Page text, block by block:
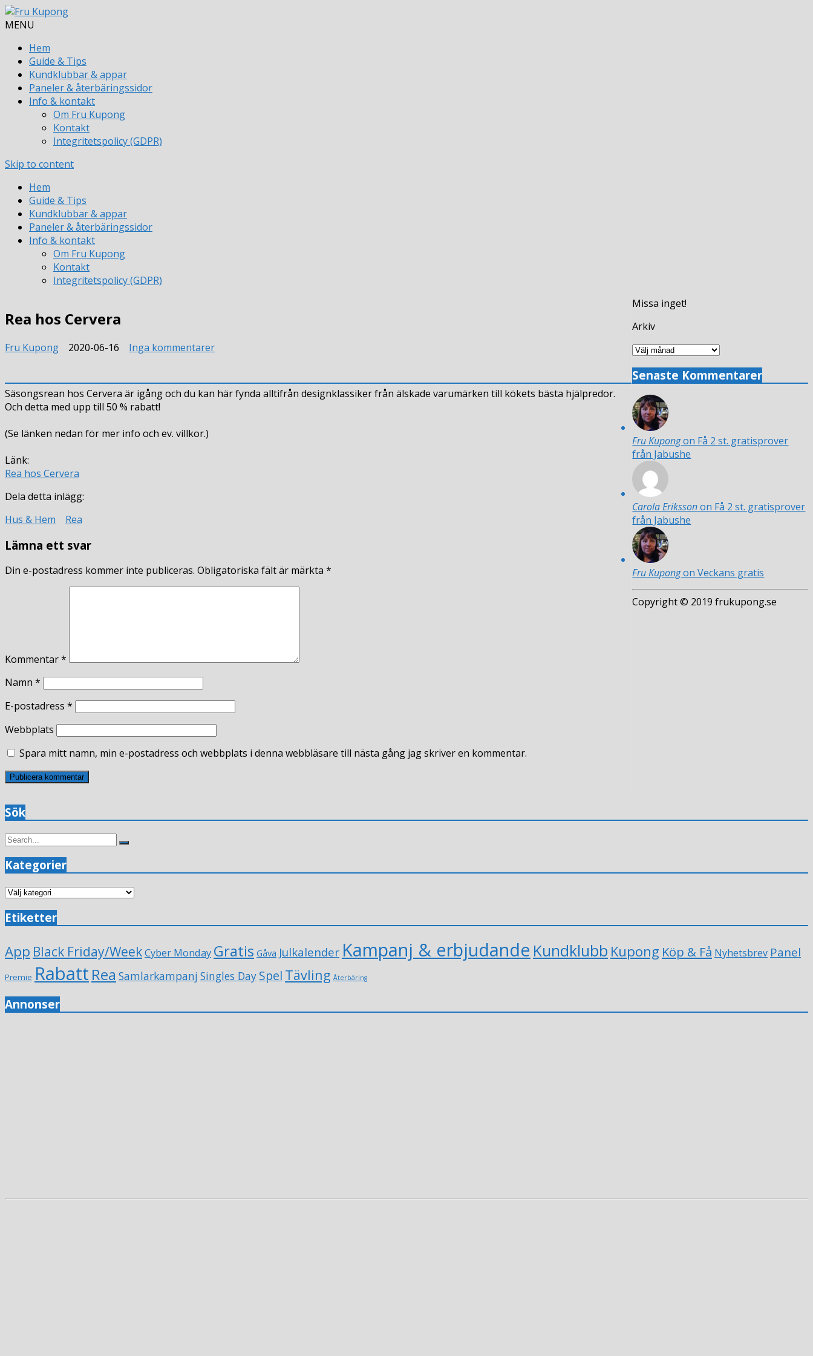
MENU
Hem
Guide & Tips
Kundklubbar & appar
Paneler & återbäringssidor
Info & kontakt
Om Fru Kupong
Kontakt
Integritetspolicy (GDPR)
Skip to content
Hem
Guide & Tips
Kundklubbar & appar
Paneler & återbäringssidor
Info & kontakt
Om Fru Kupong
Kontakt
Integritetspolicy (GDPR)
Rea hos Cervera
Fru Kupong 2020-06-16 Inga kommentarertill
Cervera
Säsongsrean hos Cervera är igång och du kan här fynda alltifrån designklassiker från älskade varumärken till kökets bästa hjälpredor.
Och detta med upp till 50 % rabatt!
(Se länken nedan för mer info och ev. villkor.)
Länk:
Rea hos Cervera
Dela detta inlägg:
Hus & Hem
Rea
Lämna ett svar
Din e-postadress kommer inte publiceras. Obligatoriska fält är märkta *
Kommentar*
Namn *
E-postadress *
Webbplats
Spara mitt namn, min e-postadress och webbplats i denna webbläsare till nästa gång jag skriver en kommentar.
Sök
Search
Search
Kategorier
Kategorier
Etiketter
App Black Friday/WeekCyber Monday Gratis Gåva Julkalender Kampanj & erbjudande Kundklubb Kupong Köp & Få Nyhetsbrev Panel
Premie Rabatt Rea Samlarkampanj Singles Day Spel Tävling Återbäring
Annonser
Missa inget!
Arkiv
Arkiv
Senaste Kommentarer
Fru Kupongon Få 2 st. gratisprover
från Jabushe
Carola Erikssonon Få 2 st. gratisprover
från Jabushe
Fru Kupongon Veckans gratis
Copyright © 2019 frukupong.se